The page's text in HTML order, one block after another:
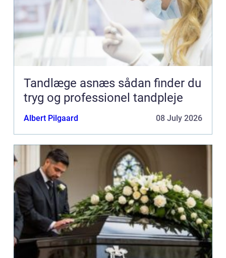
Tandlæge asnæs sådan finder du
tryg og professionel tandpleje
Albert Pilgaard 08 July 2026